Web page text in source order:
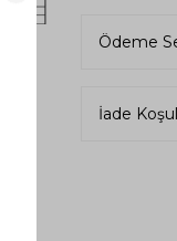
Alt Katman:
Ütüleme
Ödeme
İade